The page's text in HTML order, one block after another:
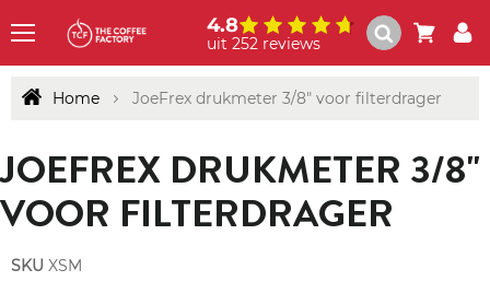
4.8
uit 252 reviews
Home JoeFrex drukmeter 3/8" voor filterdrager
JOEFREX DRUKMETER 3/8"
VOOR FILTERDRAGER
SKU XSM